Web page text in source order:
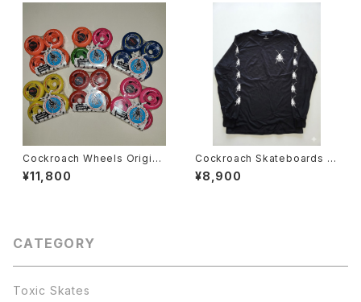
Cockroach Wheels Origina
ls スケートボード ウィール
¥11,800
Cockroach Skateboards R
oach ロングスリーブ Tシャツ
¥8,900
CATEGORY
Toxic Skates